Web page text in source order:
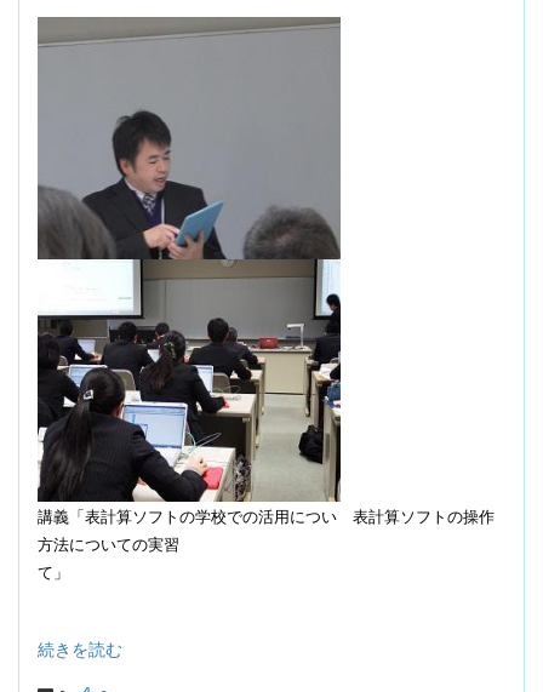
講義「表計算ソフトの学校での活用につい 表計算ソフトの操作
方法についての実習
て」
続きを読む